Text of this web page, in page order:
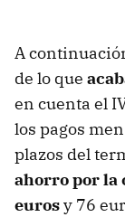
A
de lo que
en cuenta el
los pagos
plazos del
ahorro por la
eurosy 76